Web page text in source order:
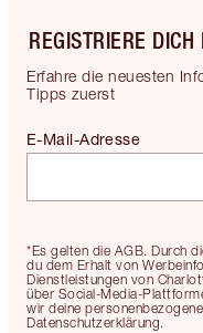
REGISTRIERE
Erfahre die neuesten
Tipps zuerst
*Es gelten die AGB. Durch
du dem Erhalt von
Dienstleistungen von
über Social-Media-
wir deine
Datenschutzerklärung.
E-Mail-Adresse